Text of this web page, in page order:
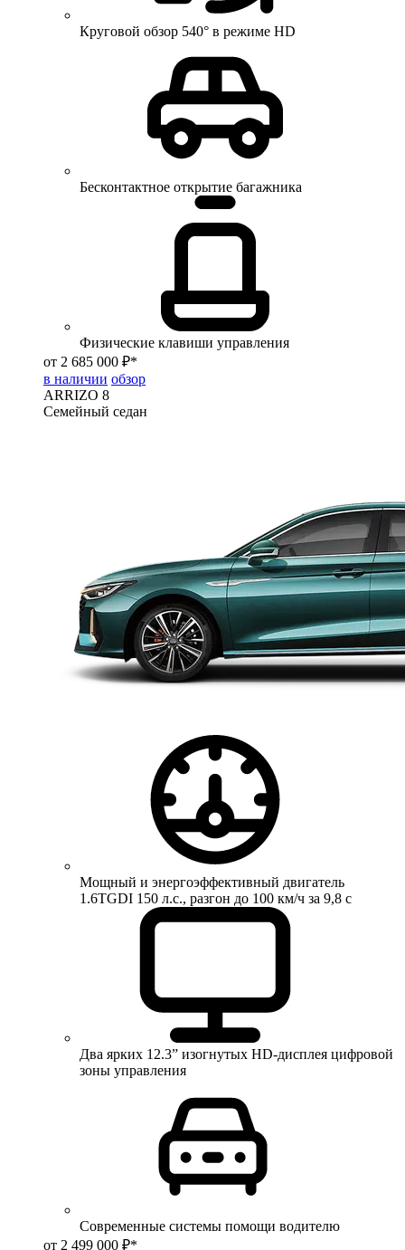
Круговой обзор 540° в режиме HD
Бесконтактное открытие багажника
Физические клавиши управления
от 2 685 000 ₽*
в наличии обзор
ARRIZO 8
Семейный седан
Мощный и энергоэффективный двигатель
1.6TGDI 150 л.с., разгон до 100 км/ч за 9,8 с
Два ярких 12.3” изогнутых HD-дисплея цифровой
зоны управления
Современные системы помощи водителю
от 2 499 000 ₽*